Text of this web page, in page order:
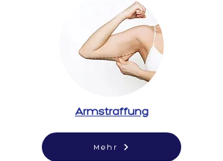
Armstraffung
Mehr